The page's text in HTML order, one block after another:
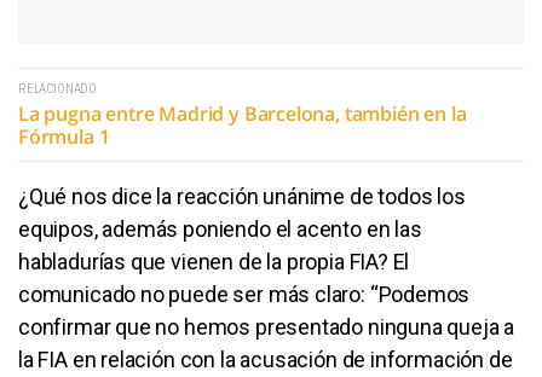
RELACIONADO
La pugna entre Madrid y Barcelona, también en la
Fórmula 1
¿Qué nos dice la reacción unánime de todos los
equipos, además poniendo el acento en las
habladurías que vienen de la propia FIA? El
comunicado no puede ser más claro: “Podemos
confirmar que no hemos presentado ninguna queja a
la FIA en relación con la acusación de información de